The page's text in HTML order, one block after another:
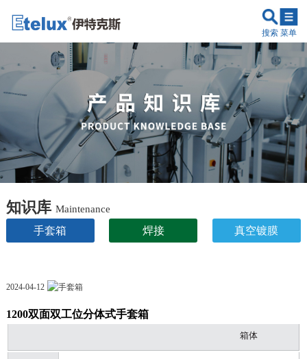
菜单
搜索
知识库 Maintenance
手套箱 焊接 真空镀膜
2024-04-12
1200双面双工位分体式手套箱
箱体